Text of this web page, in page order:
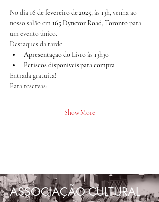
No dia 16 de fevereiro de 2025, às 13h, venha ao
nosso salão em 165 Dynevor Road, Toronto para
um evento único.
Destaques da tarde:
Apresentação do Livro às 13h30
Petiscos disponíveis para compra
Entrada gratuita!
Para reservas:
Show More
ASSOCIAÇÃO CULTURAL